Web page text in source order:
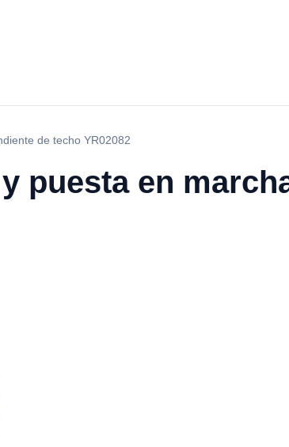
de techo YR02082
puesta en